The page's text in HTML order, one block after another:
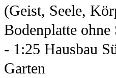
(Geist, Seele,
Bodenplatte ohne
- 1:25 Hausbau
Garten